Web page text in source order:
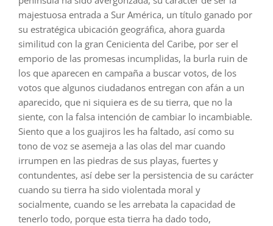
majestuosa entrada a Sur América, un título ganado por
su estratégica ubicación geográfica, ahora guarda
similitud con la gran Cenicienta del Caribe, por ser el
emporio de las promesas incumplidas, la burla ruin de
los que aparecen en campaña a buscar votos, de los
votos que algunos ciudadanos entregan con afán a un
aparecido, que ni siquiera es de su tierra, que no la
siente, con la falsa intención de cambiar lo incambiable.
Siento que a los guajiros les ha faltado, así como su
tono de voz se asemeja a las olas del mar cuando
irrumpen en las piedras de sus playas, fuertes y
contundentes, así debe ser la persistencia de su carácter
cuando su tierra ha sido violentada moral y
socialmente, cuando se les arrebata la capacidad de
tenerlo todo, porque esta tierra ha dado todo,